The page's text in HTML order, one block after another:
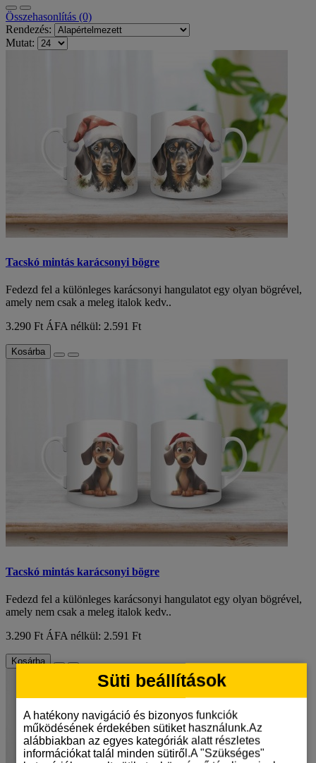
Összehasonlítás (0)
Rendezés:
Mutat:
Tacskó mintás karácsonyi bögre
Fedezd fel a különleges karácsonyi hangulatot egy olyan bögrével,
amely nem csak a meleg italok kedv..
3.290 Ft ÁFA nélkül: 2.591 Ft
Kosárba
Tacskó mintás karácsonyi bögre
Fedezd fel a különleges karácsonyi hangulatot egy olyan bögrével,
amely nem csak a meleg italok kedv..
3.290 Ft ÁFA nélkül: 2.591 Ft
Kosárba
Süti beállítások
A hatékony navigáció és bizonyos funkciók
működésének érdekében sütiket használunk.Az
alábbiakban az egyes kategóriák alatt részletes
információkat talál minden sütiről.A "Szükséges"